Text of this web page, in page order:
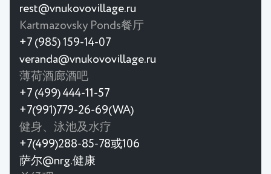
rest@vnukovovillage.ru
Kartmazovsky Ponds餐厅
+7 (985) 159-14-07
veranda@vnukovovillage.ru
薄荷酒廊酒吧
+7 (499) 444-11-57
+7(991)779-26-69(WA)
健身、泳池及水疗
+7(499)288-85-78或106
萨尔@nrg.健康